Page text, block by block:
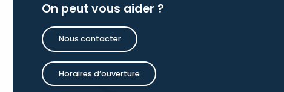
On peut vous aider ?
Nous contacter
Horaires d’ouverture